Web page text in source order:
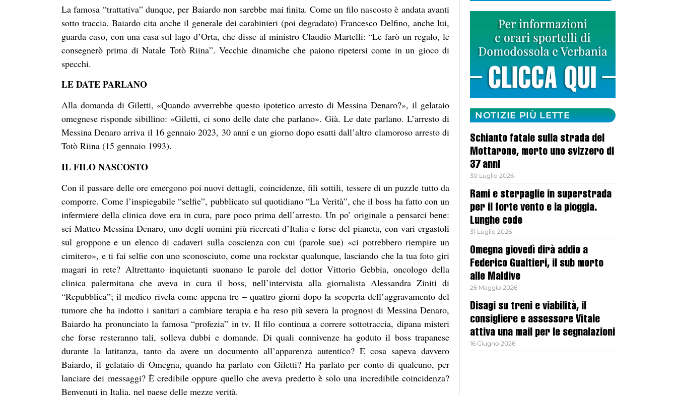
La famosa “trattativa” dunque, per Baiardo non sarebbe mai finita. Come un filo nascosto è andata avanti
sotto traccia. Baiardo cita anche il generale dei carabinieri (poi degradato) Francesco Delfino, anche lui,
guarda caso, con una casa sul lago d’Orta, che disse al ministro Claudio Martelli: “Le farò un regalo, le
consegnerò prima di Natale Totò Riina”. Vecchie dinamiche che paiono ripetersi come in un gioco di
specchi.
LE DATE PARLANO
Alla domanda di Giletti, «Quando avverrebbe questo ipotetico arresto di Messina Denaro?», il gelataio
omegnese risponde sibillino: «Giletti, ci sono delle date che parlano». Già. Le date parlano. L’arresto di
Messina Denaro arriva il 16 gennaio 2023, 30 anni e un giorno dopo esatti dall’altro clamoroso arresto di
Totò Riina (15 gennaio 1993).
IL FILO NASCOSTO
Con il passare delle ore emergono poi nuovi dettagli, coincidenze, fili sottili, tessere di un puzzle tutto da
comporre. Come l’inspiegabile “selfie”, pubblicato sul quotidiano “La Verità”, che il boss ha fatto con un
infermiere della clinica dove era in cura, pare poco prima dell’arresto. Un po’ originale a pensarci bene:
sei Matteo Messina Denaro, uno degli uomini più ricercati d’Italia e forse del pianeta, con vari ergastoli
sul groppone e un elenco di cadaveri sulla coscienza con cui (parole sue) «ci potrebbero riempire un
cimitero», e ti fai selfie con uno sconosciuto, come una rockstar qualunque, lasciando che la tua foto giri
magari in rete? Altrettanto inquietanti suonano le parole del dottor Vittorio Gebbia, oncologo della
clinica palermitana che aveva in cura il boss, nell’intervista alla giornalista Alessandra Ziniti di
“Repubblica”; il medico rivela come appena tre – quattro giorni dopo la scoperta dell’aggravamento del
tumore che ha indotto i sanitari a cambiare terapia e ha reso più severa la prognosi di Messina Denaro,
Baiardo ha pronunciato la famosa “profezia” in tv. Il filo continua a correre sottotraccia, dipana misteri
che forse resteranno tali, solleva dubbi e domande. Di quali connivenze ha goduto il boss trapanese
durante la latitanza, tanto da avere un documento all’apparenza autentico? E cosa sapeva davvero
Baiardo, il gelataio di Omegna, quando ha parlato con Giletti? Ha parlato per conto di qualcuno, per
lanciare dei messaggi? È credibile oppure quello che aveva predetto è solo una incredibile coincidenza?
Benvenuti in Italia, nel paese delle mezze verità.
NOTIZIE PIÙ LETTE
Schianto fatale sulla strada del
Mottarone, morto uno svizzero di
37 anni
30 Luglio 2026
Rami e sterpaglie in superstrada
per il forte vento e la pioggia.
Lunghe code
31 Luglio 2026
Omegna giovedì dirà addio a
Federico Gualtieri, il sub morto
alle Maldive
26 Maggio 2026
Disagi su treni e viabilità, il
consigliere e assessore Vitale
attiva una mail per le segnalazioni
16 Giugno 2026